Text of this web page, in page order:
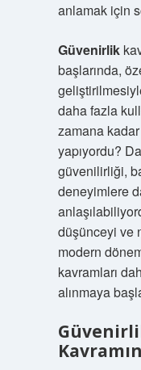
anlamak için
Güvenirlik
başlarında,
daha fazla
zamana
yapıyordu?
güvenilirliği,
deneyimlere
düşünceyi ve
modern
kavramları
alınmaya